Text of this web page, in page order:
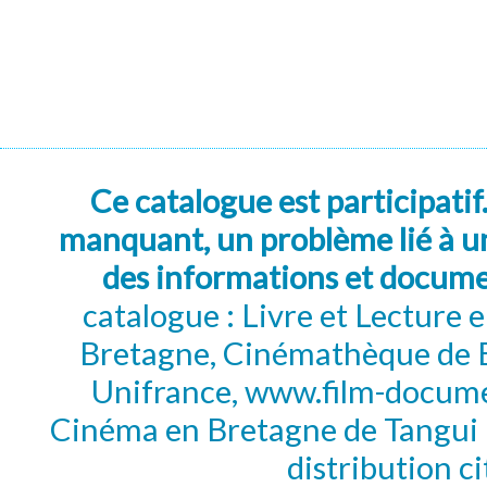
Ce catalogue est
manquant, un problème lié à
des informations et
catalogue : Livre et Lecture
Bretagne, Cinémathèque de
Unifrance, www.film-
Cinéma en Bretagne de
distribution